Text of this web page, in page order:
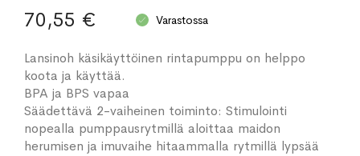
70,55 € Varastossa
Lansinoh käsikäyttöinen rintapumppu on helppo
koota ja käyttää.
BPA ja BPS vapaa
Säädettävä 2-vaiheinen toiminto: Stimulointi
nopealla pumppausrytmillä aloittaa maidon
herumisen ja imuvaihe hitaammalla rytmillä lypsää